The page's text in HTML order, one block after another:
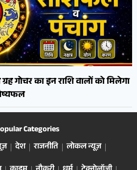
गोचर का इन राशि वालों को मिलेगा
Categories
देश राजनीति
लोकल न्यूज़